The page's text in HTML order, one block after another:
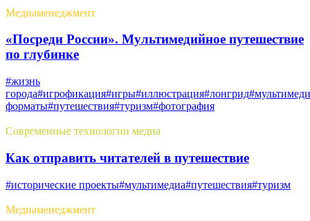
Медиаменеджмент
«Посреди России». Мультимедийное путешествие
по глубинке
#жизнь
города#игрофикация#игры#иллюстрация#лонгрид
форматы#путешествия#туризм#фотография
Современные технологии медиа
Как отправить читателей в путешествие
#исторические проекты#мультимедиа#путешествия#туризм
Медиаменеджмент